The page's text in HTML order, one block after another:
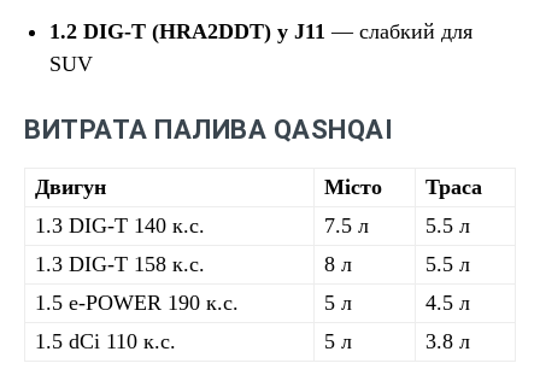
1.2 DIG-T (HRA2DDT) у J11 — слабкий для
SUV
ВИТРАТА ПАЛИВА QASHQAI
Двигун Місто
Траса
1.3 DIG-T 140 к.с.
7.5 л
5.5 л
1.3 DIG-T 158 к.с.
8 л
5.5 л
1.5 e-POWER 190 к.с.
5 л
4.5 л
1.5 dCi 110 к.с.
5 л 3.8 л